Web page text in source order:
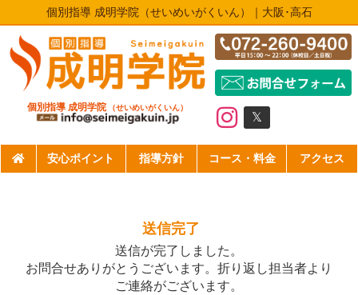
個別指導 成明学院（せいめいがくいん）｜大阪･高石
個別指導 成明学院（せいめいがくいん）
𝕏
安心ポイント 指導方針 コース・料金 アクセス
送信完了
送信が完了しました。
お問合せありがとうございます。折り返し担当者より
ご連絡がございます。